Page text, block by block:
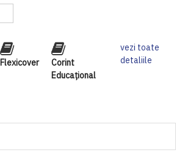
Flexicover
Corint
Educaţional
vezi toate
detaliile